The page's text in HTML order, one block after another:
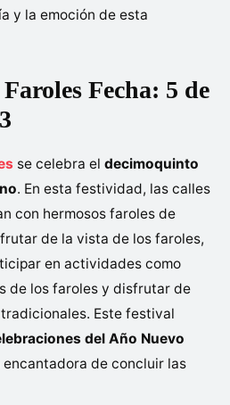
y la emoción de esta
Fecha: 5 de
se celebra el decimoquinto
. En esta festividad, las calles
con hermosos faroles de
de la vista de los faroles,
en actividades como
de los faroles y disfrutar de
Este festival
del Año Nuevo
encantadora de concluir las